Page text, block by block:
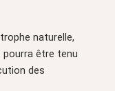
naturelle,
pourra être tenu
des